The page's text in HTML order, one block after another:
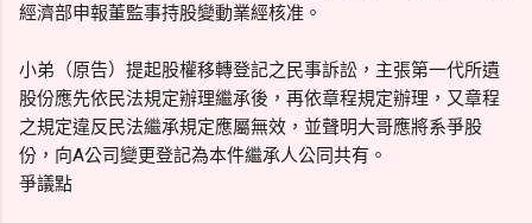
經濟部申報董監事持股變動業經核准。
小弟（原告）提起股權移轉登記之民事訴訟，主張第一代所遺
股份應先依民法規定辦理繼承後，再依章程規定辦理，又章程
之規定違反民法繼承規定應屬無效，並聲明大哥應將系爭股
份，向A公司變更登記為本件繼承人公同共有。
爭議點